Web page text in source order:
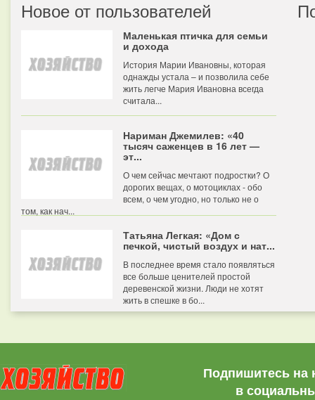
Новое от пользователей
Маленькая птичка для семьи
и дохода
История Марии Ивановны, которая
однажды устала – и позволила себе
жить легче Мария Ивановна всегда
считала...
Нариман Джемилев: «40
тысяч саженцев в 16 лет —
эт...
О чем сейчас мечтают подростки? О
дорогих вещах, о мотоциклах - обо
всем, о чем угодно, но только не о
том, как нач...
Татьяна Легкая: «Дом с
печкой, чистый воздух и нат...
В последнее время стало появляться
все больше ценителей простой
деревенской жизни. Люди не хотят
жить в спешке в бо...
Подпишитесь на
в